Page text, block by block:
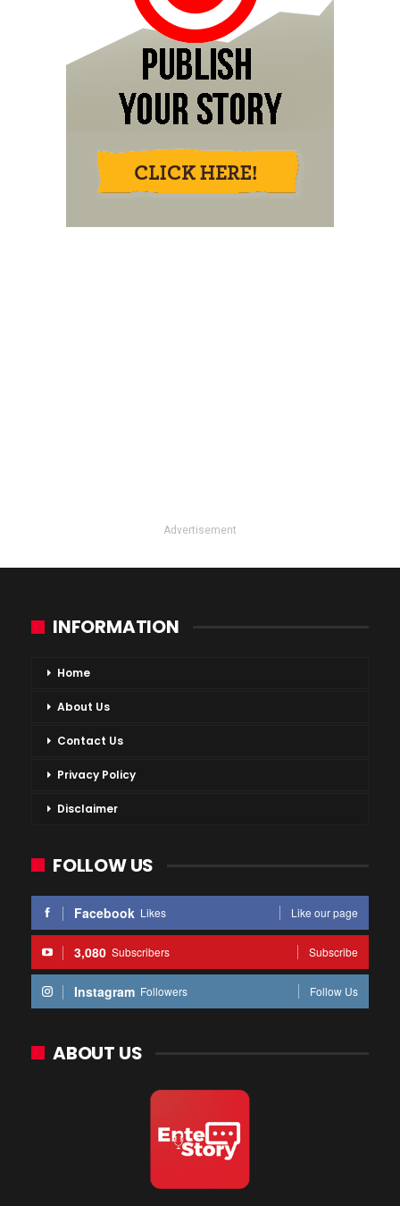
Advertisement
INFORMATION
Home
About Us
Contact Us
Privacy Policy
Disclaimer
FOLLOW US
Facebook Likes Like our page
3,080 Subscribers Subscribe
Instagram Followers Follow Us
ABOUT US